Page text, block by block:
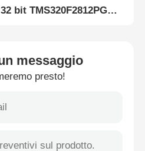
Gate Array
messaggio
presto!